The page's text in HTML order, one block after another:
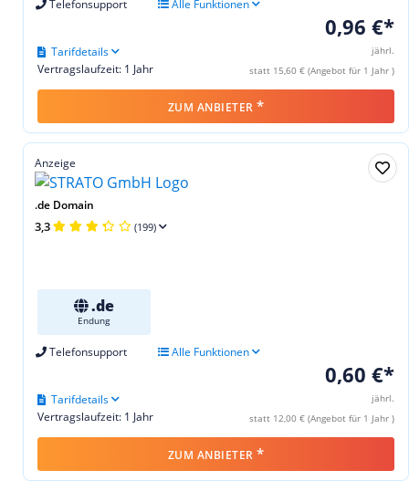
Telefonsupport Alle Funktionen
0,96 €*
jährl.
statt 15,60 € (Angebot für 1 Jahr )
Vertragslaufzeit: 1 Jahr
Tarifdetails
ZUM ANBIETER *
Anzeige
.de Domain
3,3 (199)
.de
Endung
Telefonsupport Alle Funktionen
0,60 €*
jährl.
statt 12,00 € (Angebot für 1 Jahr )
Vertragslaufzeit: 1 Jahr
Tarifdetails
ZUM ANBIETER *